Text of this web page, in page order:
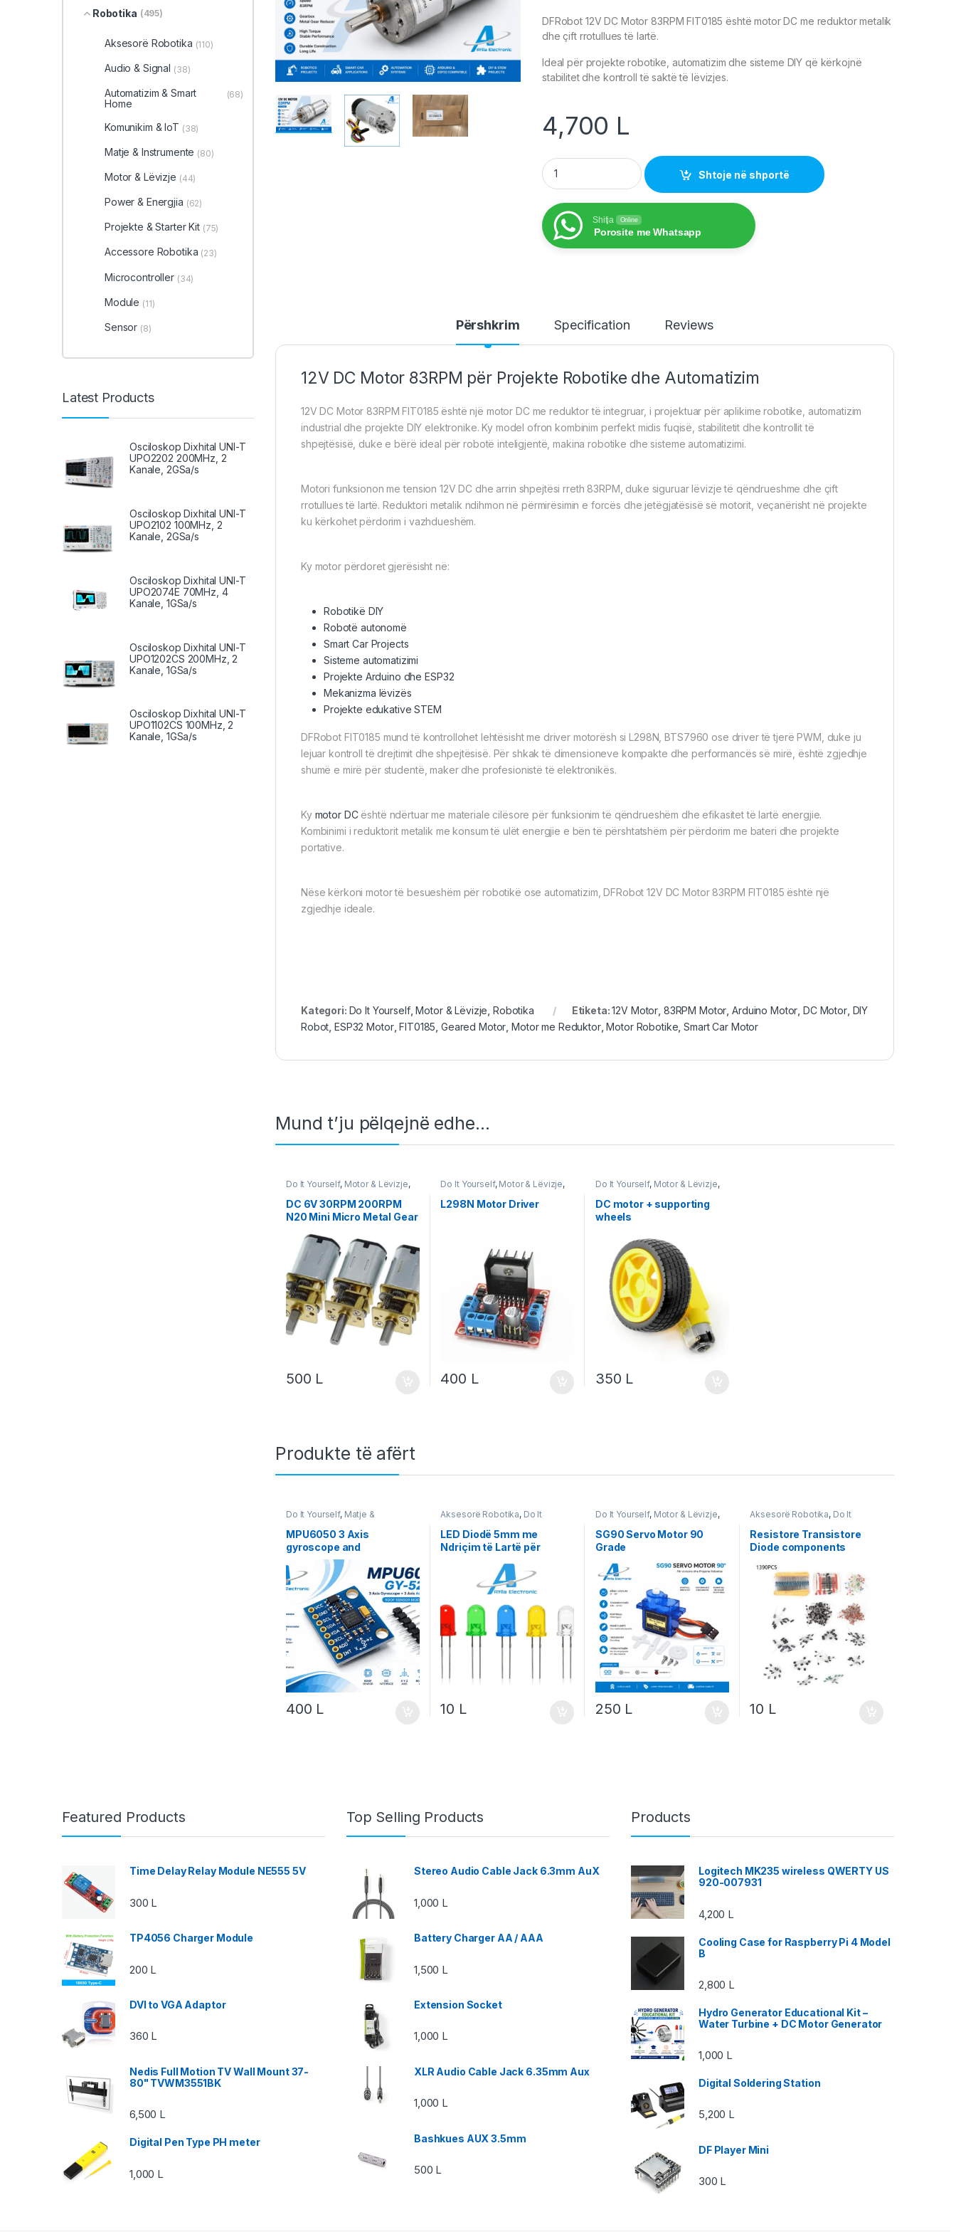
DFRobot 12V DC Motor 83RPM FIT0185 është motor DC me reduktor metalik
dhe çift rrotullues të lartë.
Ideal për projekte robotike, automatizim dhe sisteme DIY që kërkojnë
stabilitet dhe kontroll të saktë të lëvizjes.
4,700 L
12V DC Motor 83RPM FIT0185 – Motor DC për Robotikë quantity
Shtoje në shportë
Shitja Online
Porosite me Whatsapp
Përshkrim Specification Reviews
12V DC Motor 83RPM për Projekte Robotike dhe Automatizim
12V DC Motor 83RPM FIT0185 është një motor DC me reduktor të integruar, i projektuar për aplikime robotike, automatizim
industrial dhe projekte DIY elektronike. Ky model ofron kombinim perfekt midis fuqisë, stabilitetit dhe kontrollit të
shpejtësisë, duke e bërë ideal për robotë inteligjentë, makina robotike dhe sisteme automatizimi.
Motori funksionon me tension 12V DC dhe arrin shpejtësi rreth 83RPM, duke siguruar lëvizje të qëndrueshme dhe çift
rrotullues të lartë. Reduktori metalik ndihmon në përmirësimin e forcës dhe jetëgjatësisë së motorit, veçanërisht në projekte
ku kërkohet përdorim i vazhdueshëm.
Ky motor përdoret gjerësisht në:
Robotikë DIY
Robotë autonomë
Smart Car Projects
Sisteme automatizimi
Projekte Arduino dhe ESP32
Mekanizma lëvizës
Projekte edukative STEM
DFRobot FIT0185 mund të kontrollohet lehtësisht me driver motorësh si L298N, BTS7960 ose driver të tjerë PWM, duke ju
lejuar kontroll të drejtimit dhe shpejtësisë. Për shkak të dimensioneve kompakte dhe performancës së mirë, është zgjedhje
shumë e mirë për studentë, maker dhe profesionistë të elektronikës.
Ky motor DCështë ndërtuar me materiale cilësore për funksionim të qëndrueshëm dhe efikasitet të lartë energjie.
Kombinimi i reduktorit metalik me konsum të ulët energjie e bën të përshtatshëm për përdorim me bateri dhe projekte
portative.
Nëse kërkoni motor të besueshëm për robotikë ose automatizim, DFRobot 12V DC Motor 83RPM FIT0185 është një
zgjedhje ideale.
Kategori: Do It Yourself,Motor & Lëvizje ,Robotika Etiketa:12V Motor 83RPM Motor ,Arduino Motor DC Motor, DIY
Robot ,ESP32 Motor,FIT0185 ,Geared Motor ,Motor me Reduktor,Motor Robotike ,Smart Car Motor
Mund t’ju pëlqejnë edhe…
Do It Yourself, Motor & Lëvizje,
DC 6V 30RPM 200RPM
N20 Mini Micro Metal Gear
Motors
500 L
Do It Yourself, Motor & Lëvizje,
L298N Motor Driver
400 L
Do It Yourself, Motor & Lëvizje,
Robotika
DC motor + supporting
wheels
350 L
Produkte të afërt
Do It Yourself, Matje &
Robotika
MPU6050 3 Axis
gyroscope and
Accelerometer GY-521
400 L
Aksesorë Robotika, Do It
Robotika
LED Diodë 5mm me
Ndriçim të Lartë për
10 L
Do It Yourself, Motor & Lëvizje,
Robotika
SG90 Servo Motor 90
Grade
250 L
Aksesorë Robotika, Do It
Resistore Transistore
Diode components
10 L
Robotika (495)
Aksesorë Robotika (110)
Audio & Signal (38)
Automatizim & Smart
Home
(68)
Komunikim & IoT (38)
Matje & Instrumente (80)
Motor & Lëvizje (44)
Power & Energjia (62)
Projekte & Starter Kit (75)
Accessore Robotika (23)
Microcontroller (34)
Module (11)
Sensor (8)
Latest Products
Osciloskop Dixhital UNI-T
UPO2202 200MHz, 2
Kanale, 2GSa/s
Osciloskop Dixhital UNI-T
UPO2102 100MHz, 2
Kanale, 2GSa/s
Osciloskop Dixhital UNI-T
UPO2074E 70MHz, 4
Kanale, 1GSa/s
Osciloskop Dixhital UNI-T
UPO1202CS 200MHz, 2
Kanale, 1GSa/s
Osciloskop Dixhital UNI-T
UPO1102CS 100MHz, 2
Kanale, 1GSa/s
Featured Products
Time Delay Relay Module NE555 5V
300 L
TP4056 Charger Module
200 L
DVI to VGA Adaptor
360 L
Nedis Full Motion TV Wall Mount 37-
80" TVWM3551BK
6,500 L
Digital Pen Type PH meter
1,000 L
Top Selling Products
Stereo Audio Cable Jack 6.3mm AuX
1,000 L
Battery Charger AA / AAA
1,500 L
Extension Socket
1,000 L
XLR Audio Cable Jack 6.35mm Aux
1,000 L
Bashkues AUX 3.5mm
500 L
Products
Logitech MK235 wireless QWERTY US
920-007931
4,200 L
Cooling Case for Raspberry Pi 4 Model
B
2,800 L
Hydro Generator Educational Kit –
Water Turbine + DC Motor Generator
1,000 L
Digital Soldering Station
5,200 L
DF Player Mini
300 L